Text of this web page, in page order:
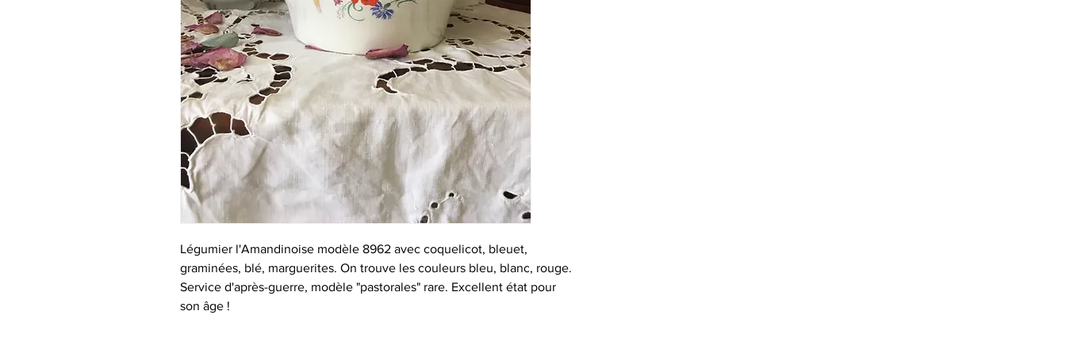
Légumier l'Amandinoise modèle 8962 avec coquelicot, bleuet,
graminées, blé, marguerites. On trouve les couleurs bleu, blanc, rouge.
Service d'après-guerre, modèle "pastorales" rare. Excellent état pour
son âge !